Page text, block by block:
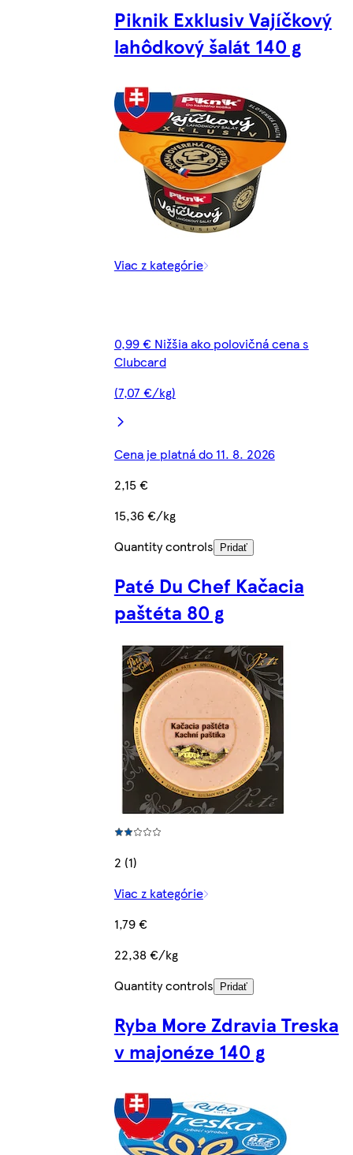
Piknik Exklusiv Vajíčkový
lahôdkový šalát 140 g
Viac z kategórie
0,99 € Nižšia ako polovičná cena s
Clubcard
(7,07 €/kg)
Cena je platná do 11. 8. 2026
2,15 €
15,36 €/kg
Quantity controls
Pridať
Paté Du Chef Kačacia
paštéta 80 g
2 (1)
Viac z kategórie
1,79 €
22,38 €/kg
Quantity controls
Pridať
Ryba More Zdravia Treska
v majonéze 140 g